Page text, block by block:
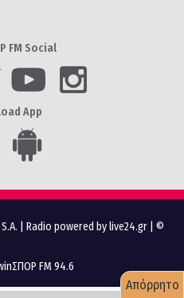
FM Social
App
Radio powered by live24.gr | ©
FM 94.6
Απόρρητο